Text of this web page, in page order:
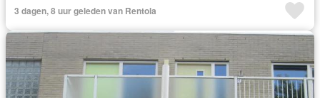
3 dagen, 8 uur geleden van Rentola